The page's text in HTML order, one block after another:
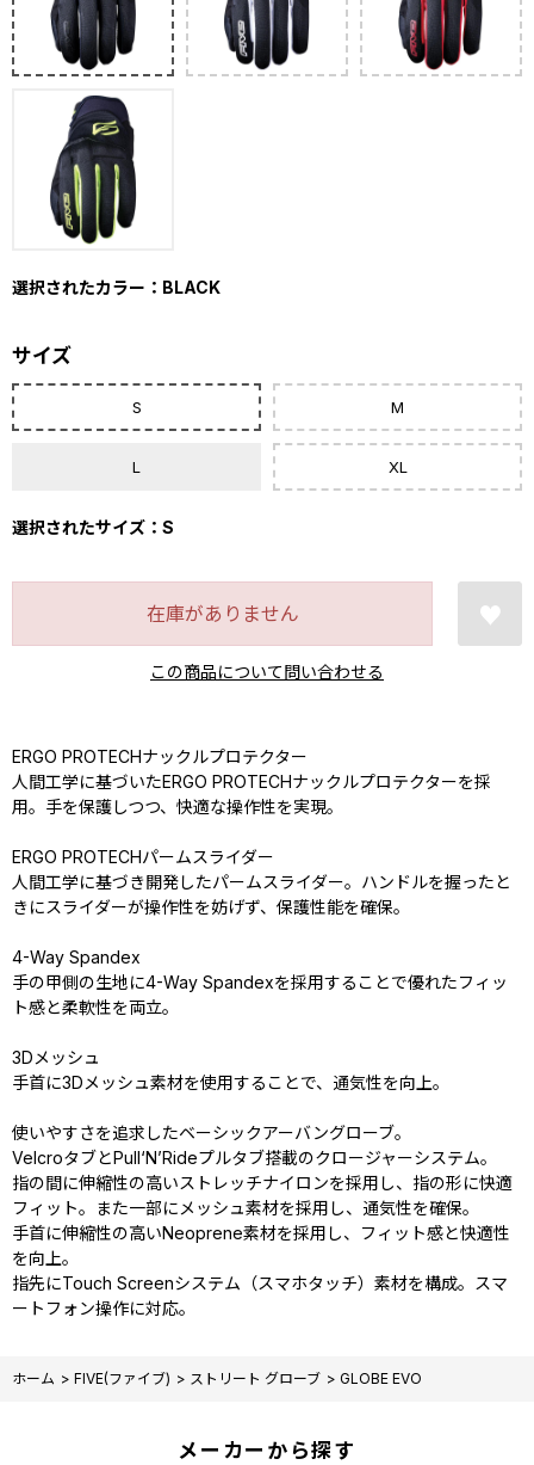
選択されたカラー：BLACK
サイズ
S M
L XL
選択されたサイズ：S
在庫がありません
この商品について問い合わせる
ERGO PROTECHナックルプロテクター
人間工学に基づいたERGO PROTECHナックルプロテクターを採
用。手を保護しつつ、快適な操作性を実現。
ERGO PROTECHパームスライダー
人間工学に基づき開発したパームスライダー。ハンドルを握ったと
きにスライダーが操作性を妨げず、保護性能を確保。
4-Way Spandex
手の甲側の生地に4-Way Spandexを採用することで優れたフィッ
ト感と柔軟性を両立。
3Dメッシュ
手首に3Dメッシュ素材を使用することで、通気性を向上。
使いやすさを追求したベーシックアーバングローブ。
VelcroタブとPull‘N’Rideプルタブ搭載のクロージャーシステム。
指の間に伸縮性の高いストレッチナイロンを採用し、指の形に快適
フィット。また一部にメッシュ素材を採用し、通気性を確保。
手首に伸縮性の高いNeoprene素材を採用し、フィット感と快適性
を向上。
指先にTouch Screenシステム（スマホタッチ）素材を構成。スマ
ートフォン操作に対応。
ホーム > FIVE(ファイブ) > ストリート グローブ > GLOBE EVO
メーカーから探す